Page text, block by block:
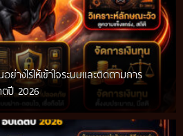
างไรให้เข้าใจระบบและติดตามการ
ตปี 2026